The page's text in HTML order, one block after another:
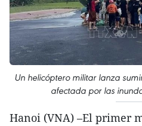
Un helicóptero militar lanza
afectada por las
Hanoi (VNA) –El primer